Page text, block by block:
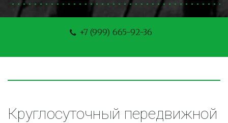
+7 (999) 665-92-36
Круглосуточный передвижной